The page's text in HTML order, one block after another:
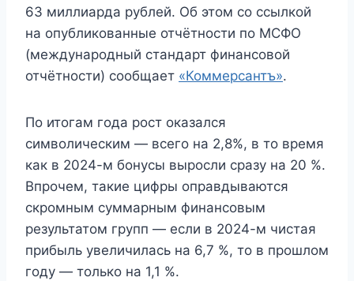
63 миллиарда рублей. Об этом со ссылкой
на опубликованные отчётности по МСФО
(международный стандарт финансовой
отчётности) сообщает «Коммерсантъ».
По итогам года рост оказался
символическим — всего на 2,8%, в то время
как в 2024-м бонусы выросли сразу на 20 %.
Впрочем, такие цифры оправдываются
скромным суммарным финансовым
результатом групп — если в 2024-м чистая
прибыль увеличилась на 6,7 %, то в прошлом
году — только на 1,1 %.